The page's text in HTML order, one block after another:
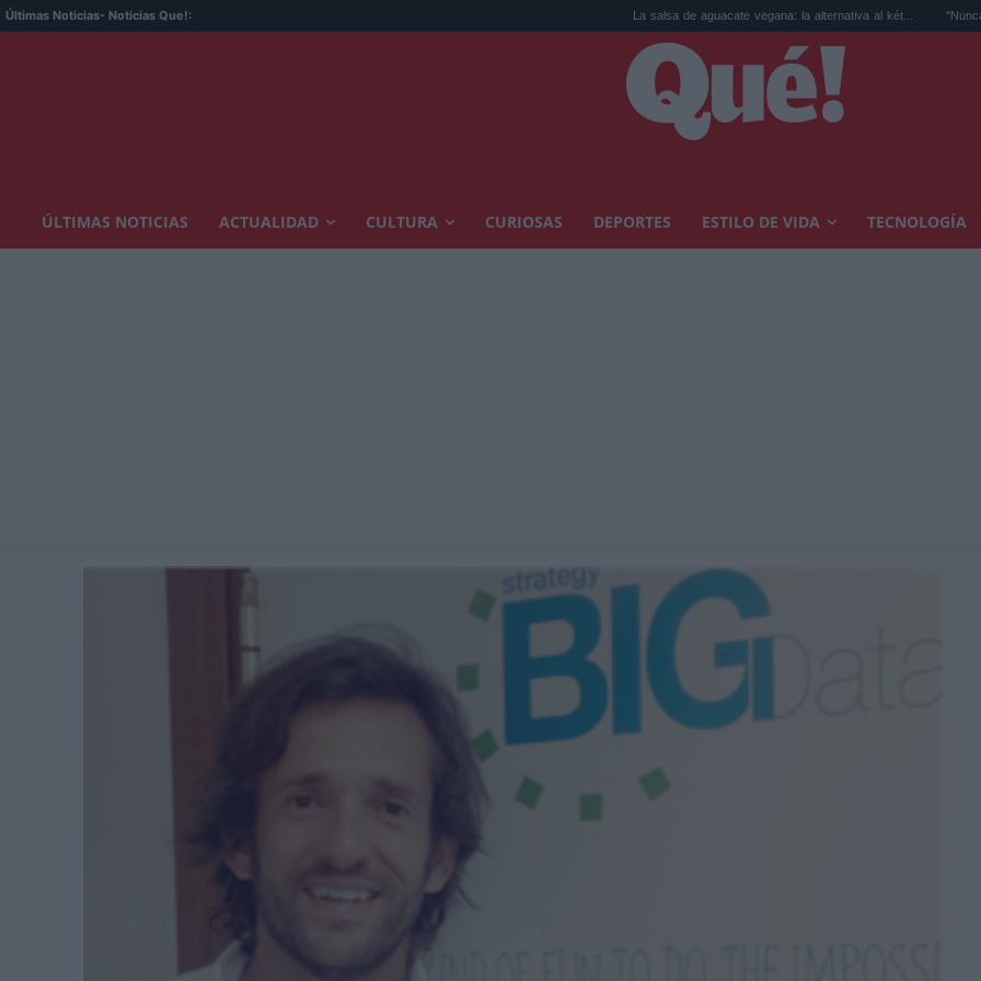
Últimas Noticias- Noticias Que!: La salsa de aguacate vegana: la alternativa al két... "Nunca he sido un
ÚLTIMAS NOTICIAS ACTUALIDAD CULTURA CURIOSAS DEPORTES ESTILO DE VIDA TECNOLOGÍA